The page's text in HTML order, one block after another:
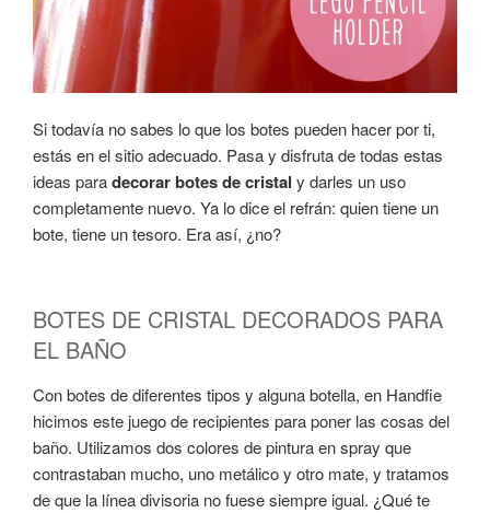
Si todavía no sabes lo que los botes pueden hacer por ti,
estás en el sitio adecuado. Pasa y disfruta de todas estas
ideas paradecorar botes de cristal y darles un uso
completamente nuevo. Ya lo dice el refrán: quien tiene un
bote, tiene un tesoro. Era así, ¿no?
BOTES DE CRISTAL DECORADOS PARA
EL BAÑO
Con botes de diferentes tipos y alguna botella, en Handfie
hicimos este juego de recipientes para poner las cosas del
baño. Utilizamos dos colores de pintura en spray que
contrastaban mucho, uno metálico y otro mate, y tratamos
de que la línea divisoria no fuese siempre igual. ¿Qué te